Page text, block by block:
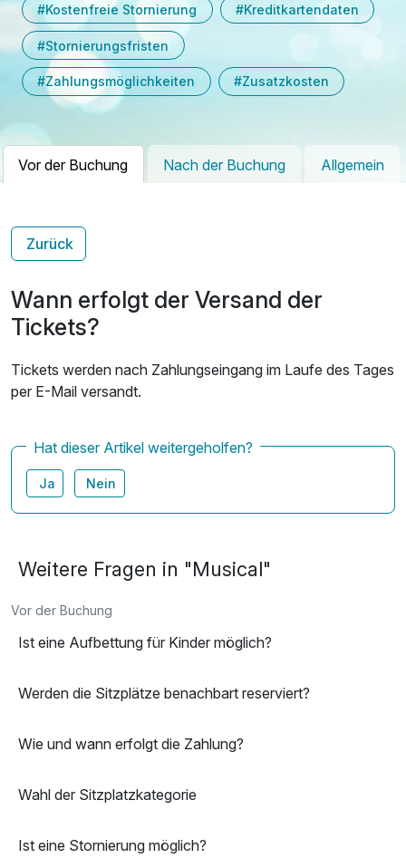
#Kostenfreie Stornierung #Kreditkartendaten
#Stornierungsfristen
#Zahlungsmöglichkeiten #Zusatzkosten
Vor der Buchung Nach der Buchung Allgemein
Zurück
Wann erfolgt der Versand der
Tickets?
Tickets werden nach Zahlungseingang im Laufe des Tages
per E-Mail versandt.
Hat dieser Artikel weitergeholfen?
Ja Nein
Weitere Fragen in "Musical"
Vor der Buchung
Ist eine Aufbettung für Kinder möglich?
Werden die Sitzplätze benachbart reserviert?
Wie und wann erfolgt die Zahlung?
Wahl der Sitzplatzkategorie
Ist eine Stornierung möglich?